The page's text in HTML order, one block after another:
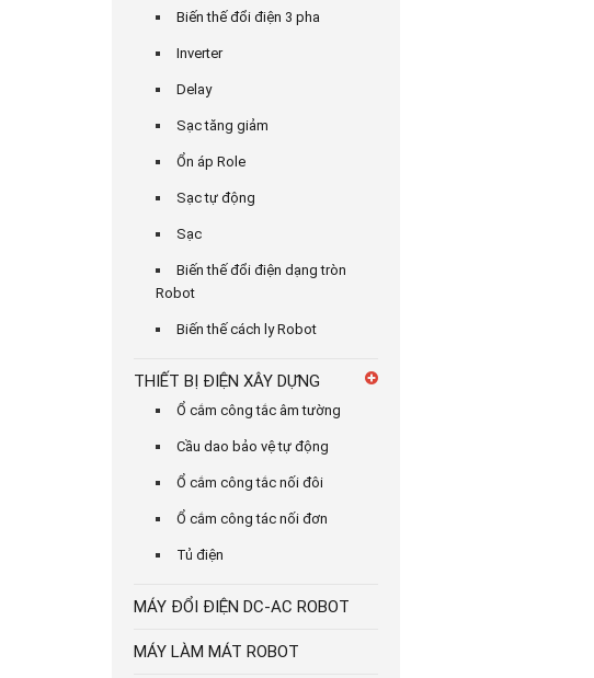
Biến thế đổi điện 3 pha
Inverter
Delay
Sạc tăng giảm
Ổn áp Role
Sạc tự động
Sạc
Biến thế đổi điện dạng tròn
Robot
Biến thế cách ly Robot
THIẾT BỊ ĐIỆN XÂY DỰNG
Ổ cắm công tắc âm tường
Cầu dao bảo vệ tự động
Ổ cắm công tắc nối đôi
Ổ cắm công tác nối đơn
Tủ điện
MÁY ĐỔI ĐIỆN DC-AC ROBOT
MÁY LÀM MÁT ROBOT